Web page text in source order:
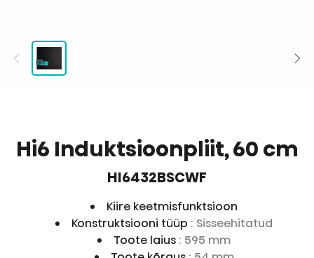
Hi6 Induktsioonpliit, 60 cm
HI6432BSCWF
Kiire keetmisfunktsioon
Konstruktsiooni tüüp : Sisseehitatud
Toote laius : 595 mm